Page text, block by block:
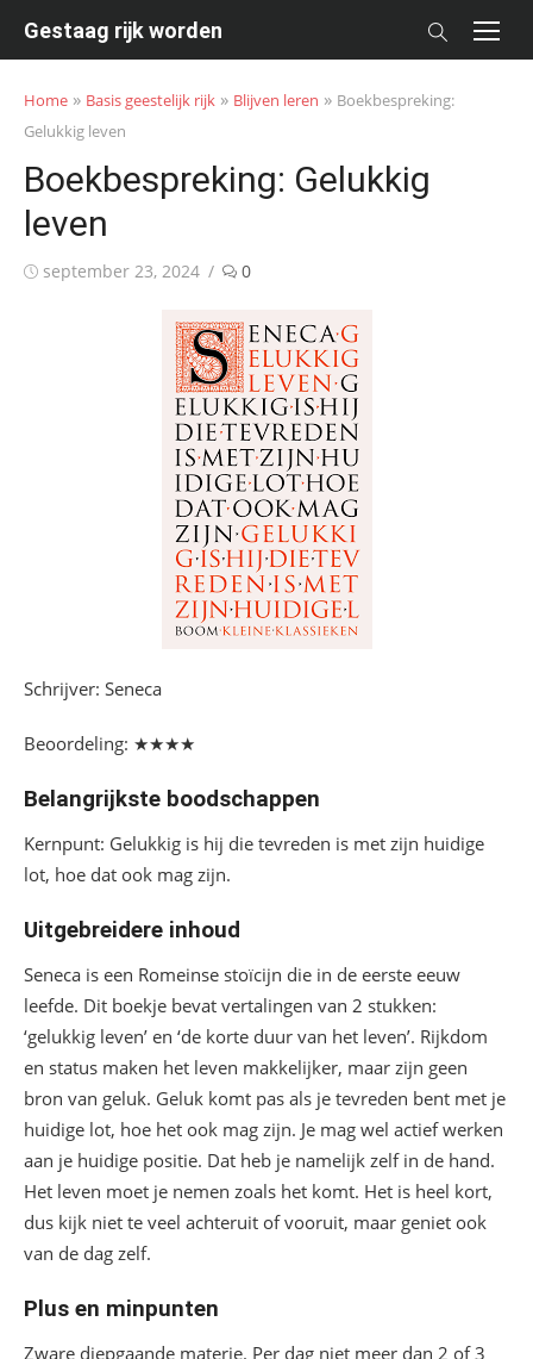
Gestaag rijk worden
Home » Basis geestelijk rijk » Blijven leren » Boekbespreking:
Gelukkig leven
Boekbespreking: Gelukkig
leven
Posted
september 23, 2024 0
Schrijver: Seneca
Beoordeling: ★★★★
Belangrijkste boodschappen
Kernpunt: Gelukkig is hij die tevreden is met zijn huidige
lot, hoe dat ook mag zijn.
Uitgebreidere inhoud
Seneca is een Romeinse stoïcijn die in de eerste eeuw
leefde. Dit boekje bevat vertalingen van 2 stukken:
‘gelukkig leven’ en ‘de korte duur van het leven’. Rijkdom
en status maken het leven makkelijker, maar zijn geen
bron van geluk. Geluk komt pas als je tevreden bent met je
huidige lot, hoe het ook mag zijn. Je mag wel actief werken
aan je huidige positie. Dat heb je namelijk zelf in de hand.
Het leven moet je nemen zoals het komt. Het is heel kort,
dus kijk niet te veel achteruit of vooruit, maar geniet ook
van de dag zelf.
Plus en minpunten
Zware diepgaande materie. Per dag niet meer dan 2 of 3